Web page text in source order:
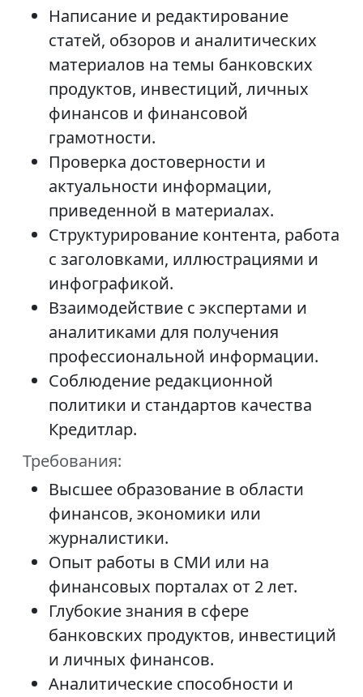
Написание и редактирование
статей, обзоров и аналитических
материалов на темы банковских
продуктов, инвестиций, личных
финансов и финансовой
грамотности.
Проверка достоверности и
актуальности информации,
приведенной в материалах.
Структурирование контента, работа
с заголовками, иллюстрациями и
инфографикой.
Взаимодействие с экспертами и
аналитиками для получения
профессиональной информации.
Соблюдение редакционной
политики и стандартов качества
Кредитлар.
Требования:
Высшее образование в области
финансов, экономики или
журналистики.
Опыт работы в СМИ или на
финансовых порталах от 2 лет.
Глубокие знания в сфере
банковских продуктов, инвестиций
и личных финансов.
Аналитические способности и